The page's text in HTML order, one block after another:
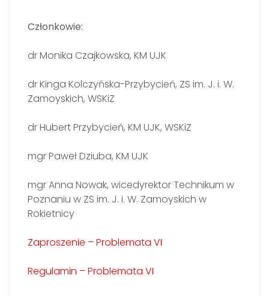
Członkowie:
dr Monika Czajkowska, KM UJK
dr Kinga Kolczyńska-Przybycień, ZS im. J. i. W.
Zamoyskich, WSKiZ
dr Hubert Przybycień, KM UJK, WSKiZ
mgr Paweł Dziuba, KM UJK
mgr Anna Nowak, wicedyrektor Technikum w
Poznaniu w ZS im. J. i. W. Zamoyskich w
Rokietnicy
Zaproszenie – Problemata VI
Regulamin – Problemata VI